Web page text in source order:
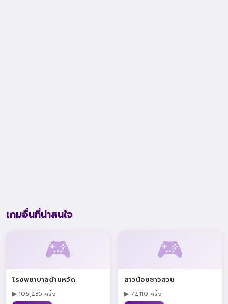
เกมอื่นที่น่าสนใจ
🎮
โรงพยาบาลต้านหวัด
▶ 106,235 ครั้ง
🎮
สาวน้อยชาวสวน
▶ 72,110 ครั้ง